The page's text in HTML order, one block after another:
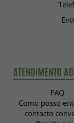
ATENDIMENTO
FAQ
Como posso
contacto